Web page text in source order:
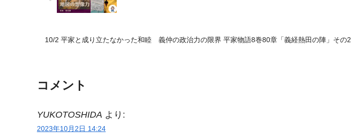
10/2 平家と成り立たなかった和睦 義仲の政治力の限界 平家物語8巻80章「義経熱田の陣」その2
コメント
YUKOTOSHIDA より:
2023年10月2日 14:24